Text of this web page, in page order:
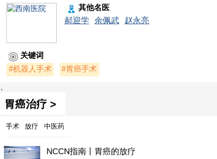
其他名医
郝迎学 余佩武 赵永亮
关键词
#机器人手术
#胃癌手术
胃癌治疗 >
手术 放疗 中医药
NCCN指南丨胃癌的放疗